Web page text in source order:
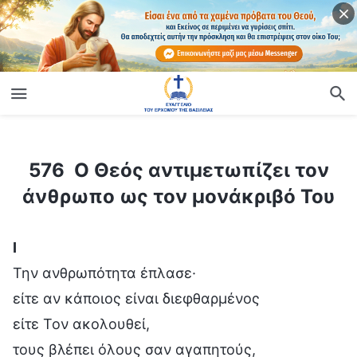
576 Ο Θεός αντιμετωπίζει τον
άνθρωπο ως τον μονάκριβό Του
Ⅰ
Την ανθρωπότητα έπλασε·
είτε αν κάποιος είναι διεφθαρμένος
είτε Τον ακολουθεί,
τους βλέπει όλους σαν αγαπητούς,